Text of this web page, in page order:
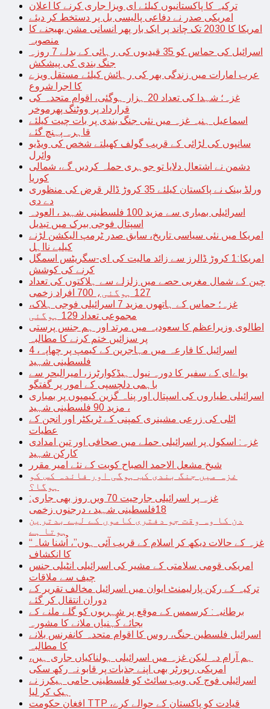
ترکیہ کا پاکستانیوں کیلئے ای ویزا جاری کرنے کا اعلان
امریکی صدر نے دفاعی پالیسی بل پر دستخط کر دیئے
امریکا کا 2030 تک چاند پر ایک بار پھر انسانی مشن بھیجنے کا
منصوبہ
اسرائیل کی حماس کو 35 قیدیوں کی رہائی کے بدلے 7 روزہ
جنگ بندی کی پیشکش
عرب امارات میں زندگی بھر کی رہائش کیلئے مستقل ویزے
کا اجرا شروع
غزہ؛ شہدا کی تعداد 20 ہزار ہوگئی، اقوام متحدہ کی
قرارداد پر ووٹنگ پھرموخر
اسماعیل ہنیہ غزہ میں نئی جنگ بندی پر بات چیت کیلئے
قاہرہ پہنچ گئے
سانپوں کی لڑائی کے قریب گولف کھیلتے شخص کی ویڈیو
وائرل
دشمن نے اشتعال دلایا تو جوہری حملہ کردیں گے، شمالی
کوریا
ورلڈ بینک نے پاکستان کیلئے 35 کروڑ ڈالر قرض کی منظوری
دے دی
اسرائیلی بمباری سے مزید 100 فلسطینی شہید ، العودہ
اسپتال فوجی بیرک میں تبدیل
امریکا میں نئی سیاسی تاریخ، سابق صدر ٹرمپ الیکشن لڑنے
کیلیے نااہل
امریکا:1 کروڑ ڈالرز سے زائد مالیت کی ای-سگریٹس اسمگل
کرنے کی کوشش
چین کے شمال مغربی حصے میں زلزلے سے ہلاکتوں کی تعداد
127 ہوگئی، 700 افراد زخمی
غزہ؛ حماس کے ہاتھوں مزید 7 اسرائیلی فوجی ہلاک،
مجموعی تعداد 129 ہوگئی
اطالوی وزیراعظم کا سعودیہ میں مرتد اور ہم جنس پرستی
پر سزائیں ختم کرنے کا مطالبہ
اسرائیل کا فارعہ میں مہاجرین کے کیمپ پر چھاپہ، 4
فلسطینی شہید
یواےای کے سفیر کا دورہ نیول ہیڈکوارٹرز، امیرالبحر سے
باہمی دلچسپی کے امور پر گفتگو
اسرائیلی طیاروں کی اسپتال اور پناہ گزین کیمپوں پر بمباری
، مزید 90 فلسطینی شہید
اٹلی کی زرعی مشینری کمپنی کے ٹریکٹر اور انجن کے
عطیات
غزہ: اسکول پر اسرائیلی حملے میں صحافی اور تین امدادی
کارکن شہید
شیخ مشعل الاحمد الصباح کویت کے نئے امیر مقرر
غزہ میں جنگ بندی کب ہوگی اور فائدہ کس کو
ہوگا؟
غزہ پر اسرائیلی جارحیت 70 ویں روز بھی جاری:
18فلسطینی شہید ، درجنوں زخمی
دن کا وہ وقت جو دفتری کاموں کے لیے بدترین
ہوتا ہے
“غزہ کے حالات دیکھ کر اسلام کے قریب آئی ہوں”، اُشنا شاہ
کا انکشاف
امریکی قومی سلامتی کے مشیر کی اسرائیلی انٹیلی جنس
چیف سے ملاقات
ترکیہ کے رکن پارلیمنٹ ایوان میں اسرائیل مخالف تقریر کے
دوران انتقال کر گئے
برطانیہ: کرسمس کے موقع پر شہریوں کو گلے ملنے کے
بجائے کُہنیاں ملانے کا مشورہ
اسرائیل فلسطین جنگ، روس کا اقوام متحدہ کانفرنس بلانے
کا مطالبہ
ہم آرام دہ لیکن غزہ میں اسرائیلی ہولناکیاں جاری ہیں،
امریکی رپورٹر بھی اپنے جذبات پر قابو نہ رکھ سکی
اسرائیلی فوج کی ویب سائٹ کو فلسطینی حامی ہیکرز نے
ہیک کر لیا
افغان حکومت TTP قیادت کو پاکستان کے حوالے کرے،